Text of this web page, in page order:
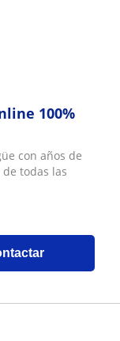
100%
con años de
todas las